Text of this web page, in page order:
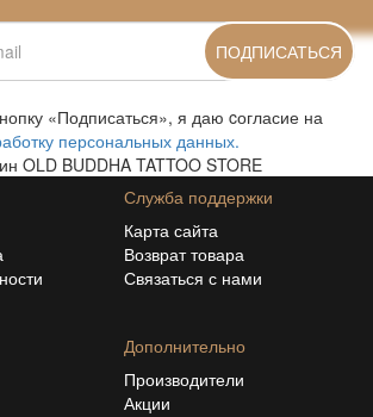
ПОДПИСАТЬСЯ
«Подписаться», я даю cогласие на
персональных данных.
Служба поддержки
Карта сайта
Возврат товара
Связаться с нами
Дополнительно
Производители
Акции